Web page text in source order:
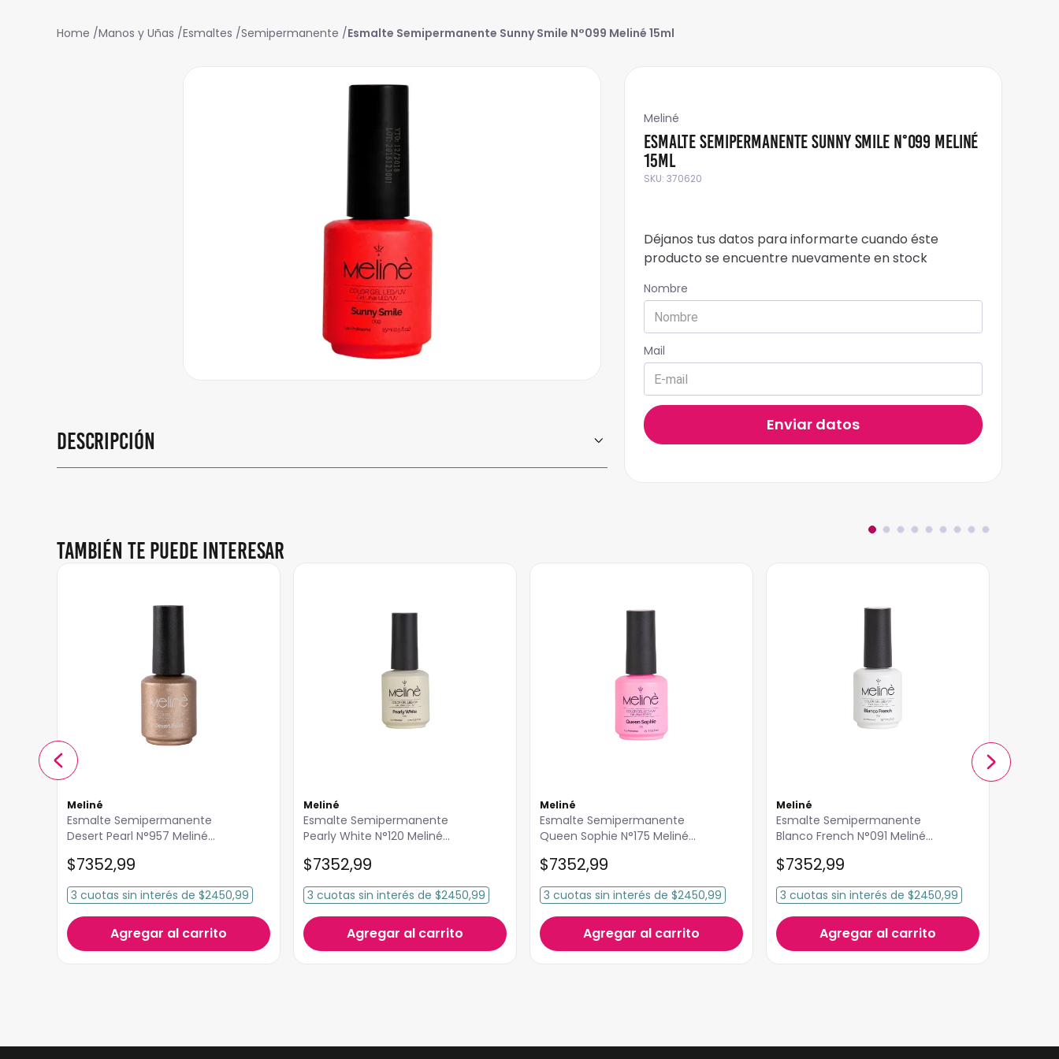
Manos y Uñas Esmaltes Semipermanente Esmalte Semipermanente Sunny Smile N°099 Meliné 15ml
Descripción
Meliné
Esmalte Semipermanente Sunny Smile N°099 Meliné
15ml
SKU: 370620
También te puede interesar
Meliné
Esmalte Semipermanente
Desert Pearl N°957 Meliné
$7352,99
3 cuotas sin interés de $2450,99
Agregar al carrito
Meliné
Esmalte Semipermanente
Pearly White N°120 Meliné
$7352,99
3 cuotas sin interés de $2450,99
Agregar al carrito
Meliné
Esmalte Semipermanente
Queen Sophie N°175 Meliné
$7352,99
3 cuotas sin interés de $2450,99
Agregar al carrito
Meliné
Esmalte Semipermanente
Blanco French N°091 Meliné
$7352,99
3 cuotas sin interés de $2450,99
Agregar al carrito